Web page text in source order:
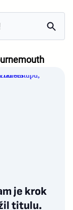
je krok
titulu.